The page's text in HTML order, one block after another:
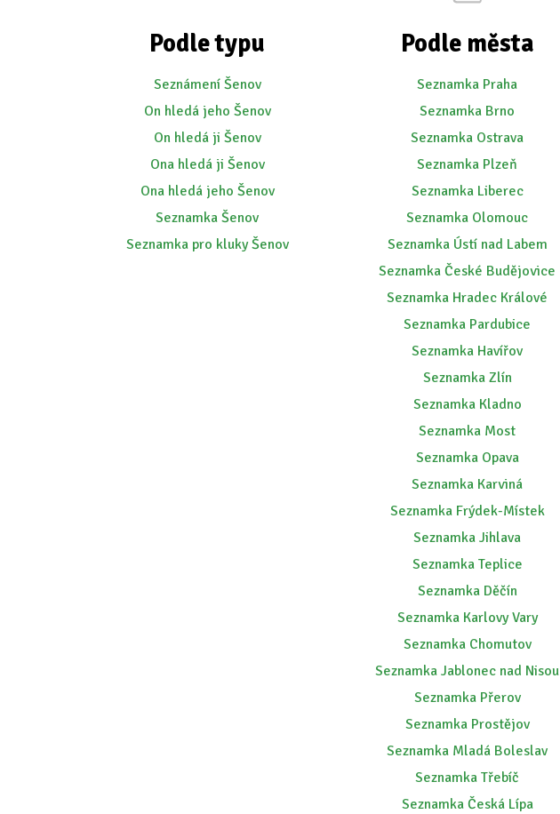
Podle typu
Seznámení Šenov
On hledá jeho Šenov
On hledá ji Šenov
Ona hledá ji Šenov
Ona hledá jeho Šenov
Seznamka Šenov
Seznamka pro kluky Šenov
Podle města
Seznamka Praha
Seznamka Brno
Seznamka Ostrava
Seznamka Plzeň
Seznamka Liberec
Seznamka Olomouc
Seznamka Ústí nad Labem
Seznamka České Budějovice
Seznamka Hradec Králové
Seznamka Pardubice
Seznamka Havířov
Seznamka Zlín
Seznamka Kladno
Seznamka Most
Seznamka Opava
Seznamka Karviná
Seznamka Frýdek-Místek
Seznamka Jihlava
Seznamka Teplice
Seznamka Děčín
Seznamka Karlovy Vary
Seznamka Chomutov
Seznamka Jablonec nad Nisou
Seznamka Přerov
Seznamka Prostějov
Seznamka Mladá Boleslav
Seznamka Třebíč
Seznamka Česká Lípa